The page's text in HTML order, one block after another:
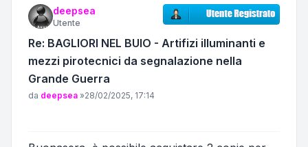
deepsea
Utente
Re: BAGLIORI NEL BUIO - Artifizi illuminanti e
mezzi pirotecnici da segnalazione nella
Grande Guerra
Messaggio
da deepsea »28/02/2025, 17:14